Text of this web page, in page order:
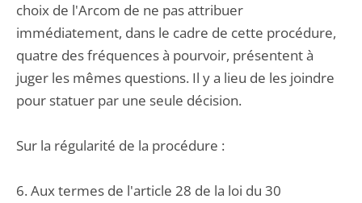
choix de l'Arcom de ne pas attribuer
immédiatement, dans le cadre de cette procédure,
quatre des fréquences à pourvoir, présentent à
juger les mêmes questions. Il y a lieu de les joindre
pour statuer par une seule décision.
Sur la régularité de la procédure :
6. Aux termes de l'article 28 de la loi du 30